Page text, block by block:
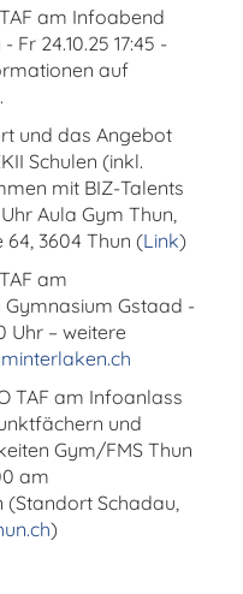
am Infoabend
24.10.25 17:45 -
auf
.
und das Angebot
Schulen (inkl.
mit BIZ-Talents
Uhr Aula Gym Thun,
64, 3604 Thun (Link)
am
Gstaad -
Uhr – weitere
TAF am Infoanlass
und
Gym/FMS Thun
am
(Standort Schadau,
)